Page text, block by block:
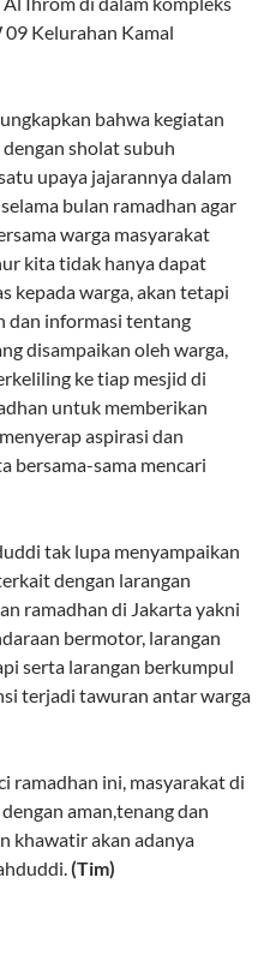
Kelurahan Kamal
bahwa kegiatan
sholat subuh
upaya jajarannya dalam
bulan ramadhan agar
warga masyarakat
kita tidak hanya dapat
kepada warga, akan tetapi
dan informasi tentang
disampaikan oleh warga,
ke tiap mesjid di
untuk memberikan
aspirasi dan
bersama-sama mencari
tak lupa menyampaikan
dengan larangan
ramadhan di Jakarta yakni
bermotor, larangan
serta larangan berkumpul
terjadi tawuran antar warga
ramadhan ini, masyarakat di
aman,tenang dan
khawatir akan adanya
(Tim)